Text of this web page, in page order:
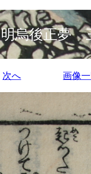
明烏後正夢
次へ 画像